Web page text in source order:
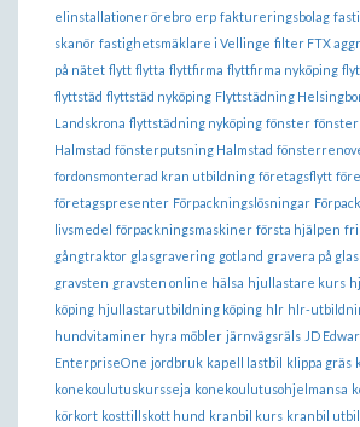
elinstallationer örebro erp faktureringsbolag
skanör fastighetsmäklare i Vellinge filter FTX
på nätet flytt flytta flyttfirma flyttfirma nyköping
flyttstäd flyttstäd nyköping Flyttstädning
Landskrona flyttstädning nyköping fönster
Halmstad fönsterputsning Halmstad
fordonsmonterad kran utbildning företagsflytt
företagspresenter Förpackningslösningar
livsmedel förpackningsmaskiner första hjälpen
gångtraktor glasgravering gotland gravera på glas
gravsten gravsten online hälsa hjullastare kurs
köping hjullastarutbildning köping hlr hlr-
hundvitaminer hyra möbler järnvägsräls JD
EnterpriseOne jordbruk kapell lastbil klippa gräs
konekoulutuskursseja konekoulutusohjelmansa
körkort kosttillskott hund kranbil kurs kranbil